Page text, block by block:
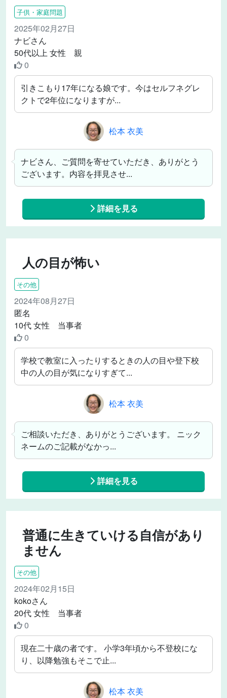
子供・家庭問題
2025年02月27日
ナビさん
50代以上 女性 親
0
引きこもり17年になる娘です。今はセルフネグレ
クトで2年位になりますが...
松本 衣美
ナビさん、ご質問を寄せていただき、ありがとう
ございます。内容を拝見させ...
詳細を見る
人の目が怖い
その他
2024年08月27日
匿名
10代 女性 当事者
0
学校で教室に入ったりするときの人の目や登下校
中の人の目が気になりすぎて...
松本 衣美
ご相談いただき、ありがとうございます。 ニック
ネームのご記載がなかっ...
詳細を見る
普通に生きていける自信があり
ません
その他
2024年02月15日
kokoさん
20代 女性 当事者
0
現在二十歳の者です。 小学3年頃から不登校にな
り、以降勉強もそこで止...
松本 衣美